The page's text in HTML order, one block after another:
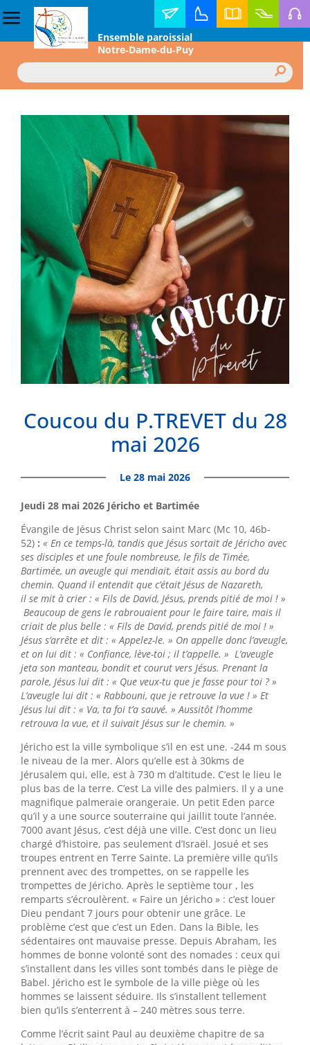
Ensemble paroissial
Notre‑Dame‑du‑Puy
ContactHoraire
des
messes
Annuaire
diocésain
Faire
un
Rechercher :
Coucou du P.TREVET du 28
mai 2026
Le 28 mai 2026
Jeudi 28 mai 2026 Jéricho et Bartimée
Évangile de Jésus Christ selon saint Marc (Mc 10, 46b-
52) : « En ce temps-là, tandis que Jésus sortait de Jéricho avec
ses disciples et une foule nombreuse, le fils de Timée,
Bartimée, un aveugle qui mendiait, était assis au bord du
chemin. Quand il entendit que c’était Jésus de Nazareth,
il se mit à crier : « Fils de David, Jésus, prends pitié de moi ! »
Beaucoup de gens le rabrouaient pour le faire taire, mais il
criait de plus belle : « Fils de David, prends pitié de moi ! »
Jésus s’arrête et dit : « Appelez-le. » On appelle donc l’aveugle,
et on lui dit : « Confiance, lève-toi ; il t’appelle. » L’aveugle
jeta son manteau, bondit et courut vers Jésus. Prenant la
parole, Jésus lui dit : « Que veux-tu que je fasse pour toi ? »
L’aveugle lui dit : « Rabbouni, que je retrouve la vue ! » Et
Jésus lui dit : « Va, ta foi t’a sauvé. » Aussitôt l’homme
retrouva la vue, et il suivait Jésus sur le chemin. »
Jéricho est la ville symbolique s’il en est une. -244 m sous
le niveau de la mer. Alors qu’elle est à 30kms de
Jérusalem qui, elle, est à 730 m d’altitude. C’est le lieu le
plus bas de la terre. C’est La ville des palmiers. Il y a une
magnifique palmeraie orangeraie. Un petit Eden parce
qu’il y a une source souterraine qui jaillit toute l’année.
7000 avant Jésus, c’est déjà une ville. C’est donc un lieu
chargé d’histoire, pas seulement d’Israël. Josué et ses
troupes entrent en Terre Sainte. La première ville qu’ils
prennent avec des trompettes, on se rappelle les
trompettes de Jéricho. Après le septième tour , les
remparts s’écroulèrent. « Faire un Jéricho » : c’est louer
Dieu pendant 7 jours pour obtenir une grâce. Le
problème c’est que c’est un Eden. Dans la Bible, les
sédentaires ont mauvaise presse. Depuis Abraham, les
hommes de bonne volonté sont des nomades : ceux qui
s’installent dans les villes sont tombés dans le piège de
Babel. Jéricho est le symbole de la ville piège où les
hommes se laissent séduire. Ils s’installent tellement
bien qu’ils s’enterrent à – 240 mètres sous terre.
Comme l’écrit saint Paul au deuxième chapitre de sa